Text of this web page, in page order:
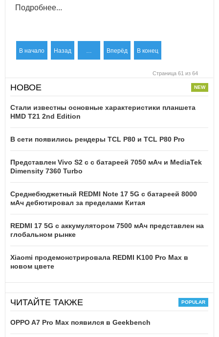
Подробнее...
В начало Назад … Вперёд В конец
Страница 61 из 64
НОВОЕ
Стали известны основные характеристики планшета
HMD T21 2nd Edition
В сети появились рендеры TCL P80 и TCL P80 Pro
Представлен Vivo S2 с с батареей 7050 мАч и MediaTek
Dimensity 7360 Turbo
Среднебюджетный REDMI Note 17 5G с батареей 8000
мАч дебютировал за пределами Китая
REDMI 17 5G c аккумулятором 7500 мАч представлен на
глобальном рынке
Xiaomi продемонстрировала REDMI K100 Pro Max в
новом цвете
ЧИТАЙТЕ ТАКЖЕ
OPPO A7 Pro Max появился в Geekbench